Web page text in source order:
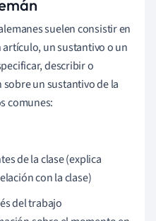
suelen consistir en
artículo, un sustantivo o un
describir o
un sustantivo de la
comunes:
de la clase (explica
con la clase)
del trabajo